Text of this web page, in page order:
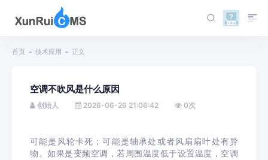
首页 技术应用 正文
空调不吹风是什么原因
创始人 2026-06-26 21:06:42 0次
可能是风轮卡死；可能是轴承处或者风扇扇叶处有异
物。如果是变频空调， 若周围温度低于设置温度，空调